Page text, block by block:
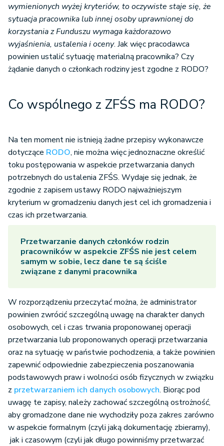
wymienionych wyżej kryteriów, to oczywiste staje się, że
sytuacja pracownika lub innej osoby uprawnionej do
korzystania z Funduszu wymaga każdorazowo
wyjaśnienia, ustalenia i oceny. Jak więc pracodawca
powinien ustalić sytuację materialną pracownika? Czy
żądanie danych o członkach rodziny jest zgodne z RODO?
Co wspólnego z ZFŚS ma RODO?
Na ten moment nie istnieją żadne przepisy wykonawcze
dotyczące RODO, nie można więc jednoznaczne określić
toku postępowania w aspekcie przetwarzania danych
potrzebnych do ustalenia ZFŚS. Wydaje się jednak, że
zgodnie z zapisem ustawy RODO najważniejszym
kryterium w gromadzeniu danych jest cel ich gromadzenia i
czas ich przetwarzania.
Przetwarzanie danych członków rodzin
pracowników w aspekcie ZFŚS nie jest celem
samym w sobie, lecz dane te są ściśle
związane z danymi pracownika
W rozporządzeniu przeczytać można, że administrator
powinien zwrócić szczególną uwagę na charakter danych
osobowych, cel i czas trwania proponowanej operacji
przetwarzania lub proponowanych operacji przetwarzania
oraz na sytuację w państwie pochodzenia, a także powinien
zapewnić odpowiednie zabezpieczenia poszanowania
podstawowych praw i wolności osób fizycznych w związku
z przetwarzaniem ich danych osobowych. Biorąc pod
uwagę te zapisy, należy zachować szczególną ostrożność,
aby gromadzone dane nie wychodziły poza zakres zarówno
w aspekcie formalnym (czyli jaką dokumentację zbieramy),
jak i czasowym (czyli jak długo powinniśmy przetwarzać